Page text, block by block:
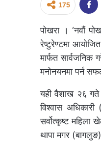
175
पोखरा । ‘नवौं
रेष्टुरेण्टमा
मार्फत सार्वजनिक
मनोनयनमा पर्न
यही वैशाख २६ गते
विश्वास
सर्वोत्कृष्ट
थापा मगर